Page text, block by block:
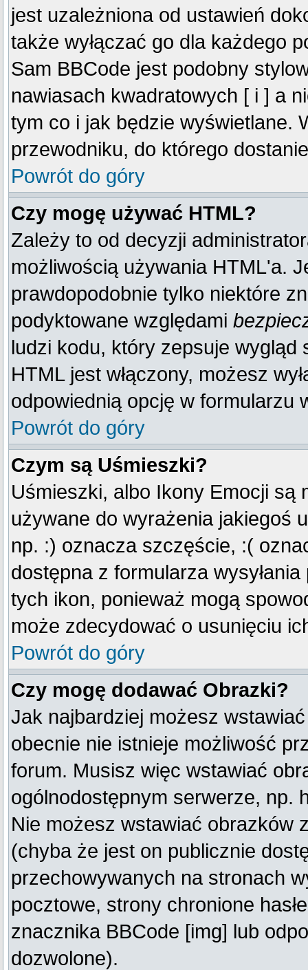
jest uzależniona od ustawień
także wyłączać go dla każdego
Sam BBCode jest podobny
nawiasach kwadratowych [ i ] a
tym co i jak będzie wyświetlane.
przewodniku, do którego
Powrót do góry
Czy mogę używać HTML?
Zależy to od decyzji
możliwością używania HTML'a.
prawdopodobnie tylko niektóre
podyktowane względami
ludzi kodu, który zepsuje wygląd
HTML jest włączony, możesz
odpowiednią opcję w formularzu
Powrót do góry
Czym są Uśmieszki?
Uśmieszki, albo Ikony Emocji są
używane do wyrażenia jakiegoś
np. :) oznacza szczęście, :(
dostępna z formularza
tych ikon, ponieważ mogą
może zdecydować o usunięciu
Powrót do góry
Czy mogę dodawać Obrazki?
Jak najbardziej możesz
obecnie nie istnieje możliwość
forum. Musisz więc wstawiać
ogólnodostępnym serwerze, np.
Nie możesz wstawiać obrazków
(chyba że jest on publicznie
przechowywanych na stronach
pocztowe, strony chronione
znacznika BBCode [img] lub
dozwolone).